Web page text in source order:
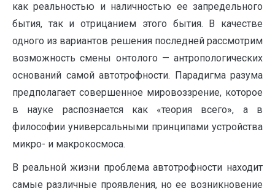
как реальностью и наличностью ее запредельного
бытия, так и отрицанием этого бытия. В качестве
одного из вариантов решения последней рассмотрим
возможность смены онтолого — антропологических
оснований самой автотрофности. Парадигма разума
предполагает совершенное мировоззрение, которое
в науке распознается как «теория всего», а в
философии универсальными принципами устройства
микро- и макрокосмоса.
В реальной жизни проблема автотрофности находит
самые различные проявления, но ее возникновение